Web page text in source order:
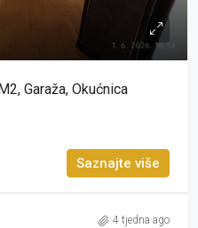
Garaža, Okućnica
Saznajte više
4 tjedna ago